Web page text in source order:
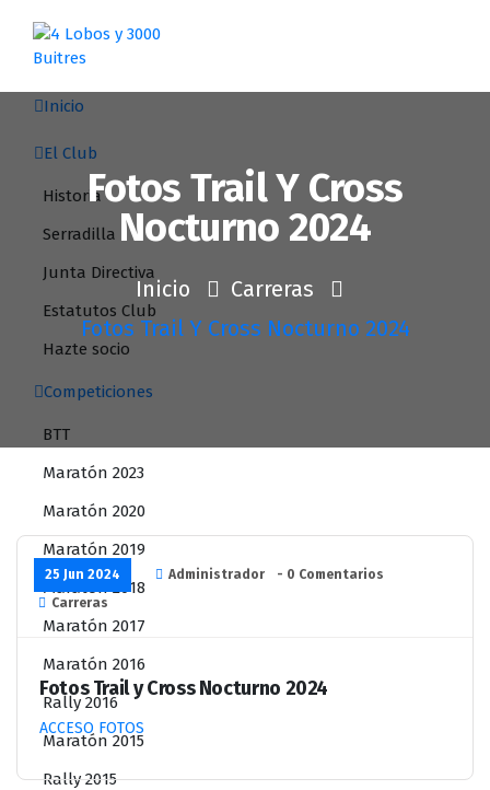
contenido
Inicio
El Club
Historia
Serradilla
Junta Directiva
Estatutos Club
Hazte socio
Competiciones
BTT
Maratón 2023
Maratón 2020
Maratón 2019
Maratón 2018
Maratón 2017
Maratón 2016
Rally 2016
Maratón 2015
Rally 2015
Fotos Trail Y Cross
Nocturno 2024
Inicio
Carreras
Fotos Trail Y Cross Nocturno 2024
25 Jun 2024 Administrador
- 0 Comentarios
Carreras
Fotos Trail y Cross Nocturno 2024
ACCESO FOTOS